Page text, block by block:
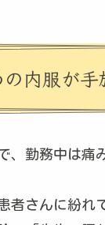
内服が手
、勤務中は痛
者さんに紛